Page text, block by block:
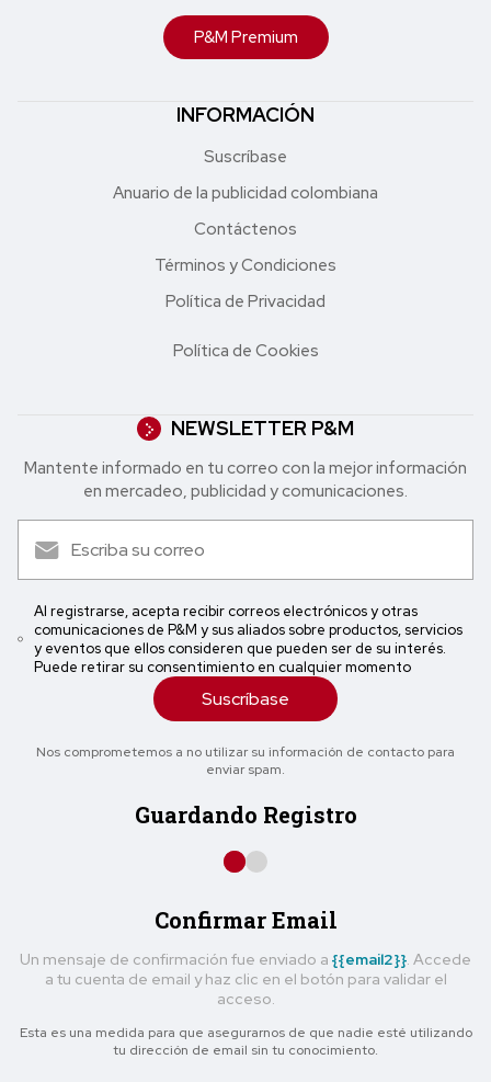
P&M Premium
INFORMACIÓN
Suscríbase
Anuario de la publicidad colombiana
Contáctenos
Términos y Condiciones
Política de Privacidad
Política de Cookies
NEWSLETTER P&M
Mantente informado en tu correo con la mejor in formación
en mercadeo, publicidad y comunicaciones.
Al registrarse, acepta recibir correos electrónicos y otras
comunicaciones de P&M y sus aliados sobre productos, servicios
y eventos que ellos consideren que pueden ser de su interés.
Puede retirar su consentimiento en cualquier momento
Suscríbase
Nos comprometemos a no utilizar su información de contacto para
enviar spam.
Guardando Registro
Confirmar Email
Un mensaje de confirmación fue enviado a {{email2}}. Accede
a tu cuenta de email y haz clic en el botón para validar el
acceso.
Esta es una medida para que asegurarnos de que nadie esté utilizando
tu dirección de email sin tu conocimiento.